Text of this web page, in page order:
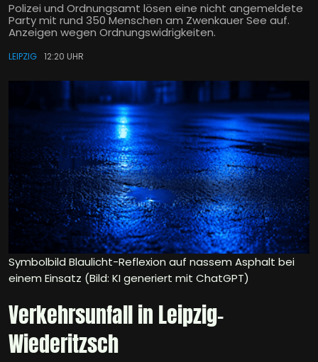
Polizei und Ordnungsamt lösen eine nicht angemeldete
Party mit rund 350 Menschen am Zwenkauer See auf.
Anzeigen wegen Ordnungswidrigkeiten.
LEIPZIG 12:20 UHR
Symbolbild Blaulicht-Reflexion auf nassem Asphalt bei
einem Einsatz (Bild: KI generiert mit ChatGPT)
Verkehrsunfall in Leipzig-
Wiederitzsch